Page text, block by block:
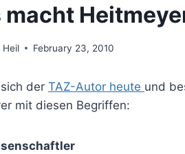
macht
Heil February 23, 2010
der TAZ-Autor heute und
mit diesen Begriffen: